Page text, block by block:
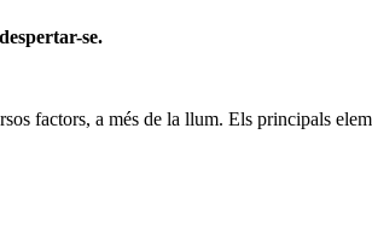
se.
factors, a més de la llum. Els principals